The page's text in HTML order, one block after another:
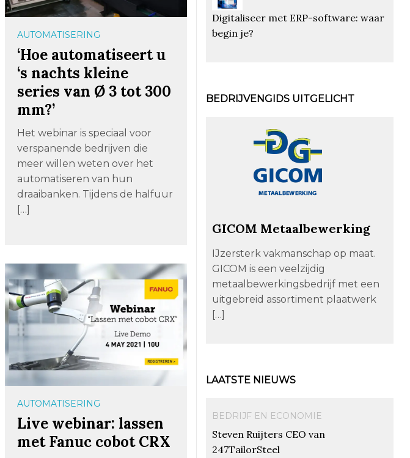
AUTOMATISERING
‘Hoe automatiseert u
‘s nachts kleine
series van Ø 3 tot 300
mm?’
Het webinar is speciaal voor
verspanende bedrijven die
meer willen weten over het
automatiseren van hun
draaibanken. Tijdens de halfuur
[…]
AUTOMATISERING
Live webinar: lassen
met Fanuc cobot CRX
Digitaliseer met ERP-software: waar
begin je?
BEDRIJVENGIDS UITGELICHT
GICOM Metaalbewerking
IJzersterk vakmanschap op maat.
GICOM is een veelzijdig
metaalbewerkingsbedrijf met een
uitgebreid assortiment plaatwerk
[…]
LAATSTE NIEUWS
BEDRIJF EN ECONOMIE
Steven Ruijters CEO van
247TailorSteel